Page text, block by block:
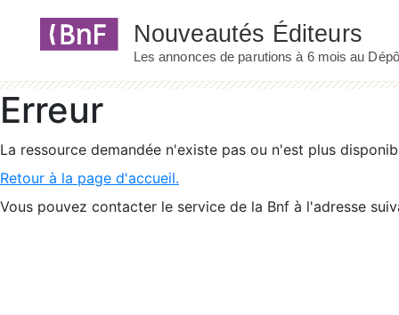
Erreur
La ressource demandée n'existe pas ou n'est plus
Retour à la page d'accueil.
Vous pouvez contacter le service de la Bnf à l'adresse